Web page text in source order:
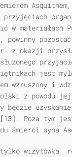
w materiałach
pozostać
okazji
jest
i
z powodu
będzie
[13] . Poza tym
śmierci syna
wizytówka,